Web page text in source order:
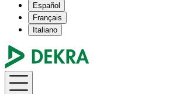
Español
Français
Italiano